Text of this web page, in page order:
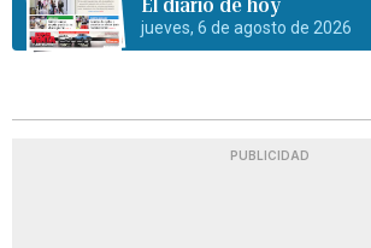
jueves, 6 de agosto de 2026
PUBLICIDAD